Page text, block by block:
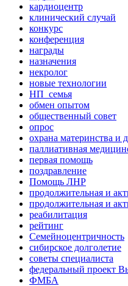
кардиоцентр
клинический случай
конкурс
конференция
награды
назначения
некролог
новые технологии
НП_семья
обмен опытом
общественный совет
опрос
охрана материнства и
паллиативная
первая помощь
поздравление
Помощь ЛНР
продолжительная и
продолжительная и
реабилитация
рейтинг
Семейноцентричность
сибирское долголетие
советы специалиста
федеральный проект
ФМБА